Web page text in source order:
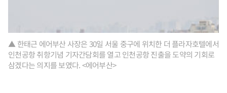
▲ 한태근 에어부산 사장은 30일 서울 중구에 위치한 더 플라자호텔에서
인천공항 취항기념 기자간담회를 열고 인천공항 진출을 도약의 기회로
삼겠다는 의지를 보였다. <에어부산>